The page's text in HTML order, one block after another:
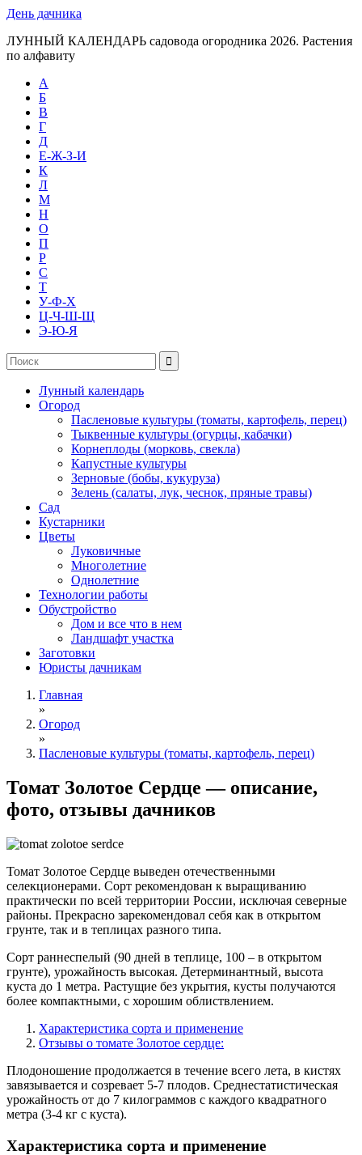
День дачника
ЛУННЫЙ КАЛЕНДАРЬ садовода огородника 2026. Растения
по алфавиту
А
Б
В
Г
Д
Е-Ж-З-И
К
Л
М
Н
О
П
Р
С
Т
У-Ф-Х
Ц-Ч-Ш-Щ
Э-Ю-Я
Лунный календарь
Огород
Пасленовые культуры (томаты, картофель, перец)
Тыквенные культуры (огурцы, кабачки)
Корнеплоды (морковь, свекла)
Капустные культуры
Зерновые (бобы, кукуруза)
Зелень (салаты, лук, чеснок, пряные травы)
Сад
Кустарники
Цветы
Луковичные
Многолетние
Однолетние
Технологии работы
Обустройство
Дом и все что в нем
Ландшафт участка
Заготовки
Юристы дачникам
Главная
»
Огород
»
Пасленовые культуры (томаты, картофель, перец)
Томат Золотое Сердце — описание,
фото, отзывы дачников
Томат Золотое Сердце выведен отечественными
селекционерами. Сорт рекомендован к выращиванию
практически по всей территории России, исключая северные
районы. Прекрасно зарекомендовал себя как в открытом
грунте, так и в теплицах разного типа.
Сорт раннеспелый (90 дней в теплице, 100 – в открытом
грунте), урожайность высокая. Детерминантный, высота
куста до 1 метра. Растущие без укрытия, кусты получаются
более компактными, с хорошим облиствлением.
Характеристика сорта и применение
Отзывы о томате Золотое сердце:
Плодоношение продолжается в течение всего лета, в кистях
завязывается и созревает 5-7 плодов. Среднестатистическая
урожайность от до 7 килограммов с каждого квадратного
метра (3-4 кг с куста).
Характеристика сорта и применение